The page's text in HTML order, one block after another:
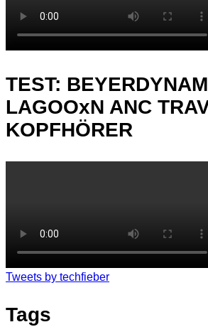
TEST:
LAGOOxN ANC
KOPFHÖRER
Tweets by techfieber
Tags